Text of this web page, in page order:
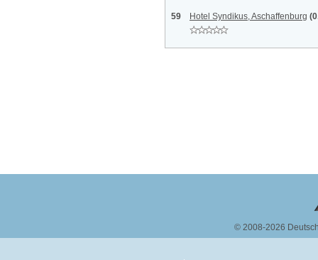
59 Hotel Syndikus, Aschaffenburg
© 2008-2026